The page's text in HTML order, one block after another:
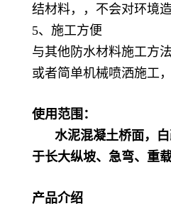
结材料，，不会对环境
5、施工方便
与其他防水材料施工方
或者简单机械喷洒施工
使用范围：
水泥混凝土桥面，
于长大纵坡、急弯、重
产品介绍